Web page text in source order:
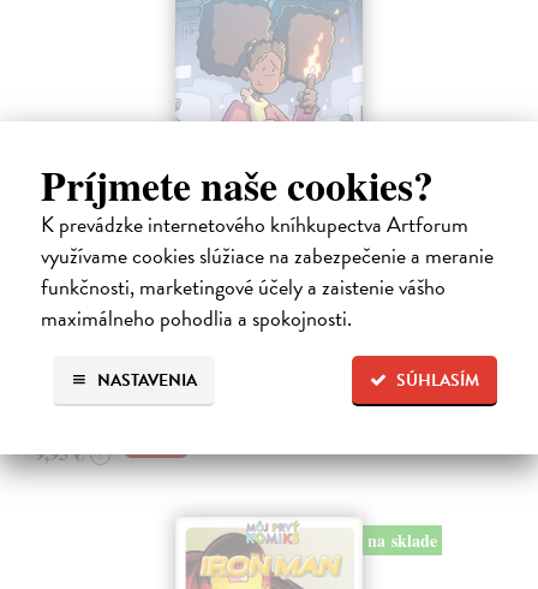
Príjmete naše cookies?
K prevádzke internetového kníhkupectva Artforum
využívame cookies slúžiace na zabezpečenie a meranie
funkčnosti, marketingové účely a zaistenie vášho
maximálneho pohodlia a spokojnosti.
SÚHLASÍM
NASTAVENIA
Minecraft: Srdce z kameňa 2
Clemson Andrew, Lawson Jeremy, Esposito Taylor| Kniha
Druhé pokračovanie napínavého dobrodružstva zo sveta Minecraftu.
Samotársky farmár Cobb sa chce len starať o svoju úrodu, zbierať
suroviny a mať pokoj.
Na sklade
9,45 €
9,95 € ?
na sklade